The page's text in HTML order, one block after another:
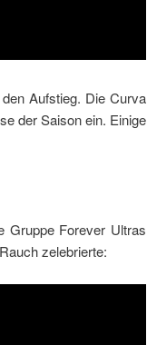
Aufstieg. Die Curva
der Saison ein. Einige
Gruppe Forever Ultras
zelebrierte: